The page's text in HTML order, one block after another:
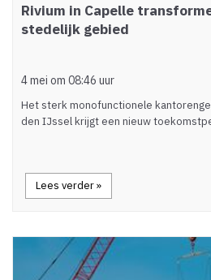
Rivium in Capelle
stedelijk gebied
4 mei om 08:46 uur
Het sterk monofunctionele
den IJssel krijgt een nieuw
Lees verder »